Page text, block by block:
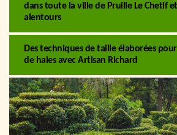
dans toute la ville de Pruille Le Chetif et
alentours
Des techniques de taille élaborées
de haies avec Artisan Richard